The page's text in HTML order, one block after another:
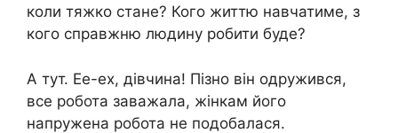
коли тяжко стане? Кого життю навчатиме, з
кого справжню людину робити буде?
А тут. Ее-ех, дівчина! Пізно він одружився,
все робота заважала, жінкам його
напружена робота не подобалася.